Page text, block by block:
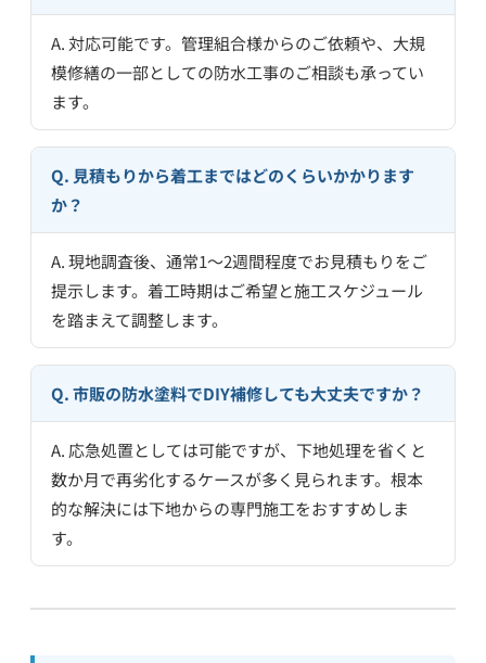
A. 対応可能です。管理組合様からのご依頼や、大規
模修繕の一部としての防水工事のご相談も承ってい
ます。
Q. 見積もりから着工まではどのくらいかかります
か？
A. 現地調査後、通常1〜2週間程度でお見積もりをご
提示します。着工時期はご希望と施工スケジュール
を踏まえて調整します。
Q. 市販の防水塗料でDIY補修しても大丈夫ですか？
A. 応急処置としては可能ですが、下地処理を省くと
数か月で再劣化するケースが多く見られます。根本
的な解決には下地からの専門施工をおすすめしま
す。